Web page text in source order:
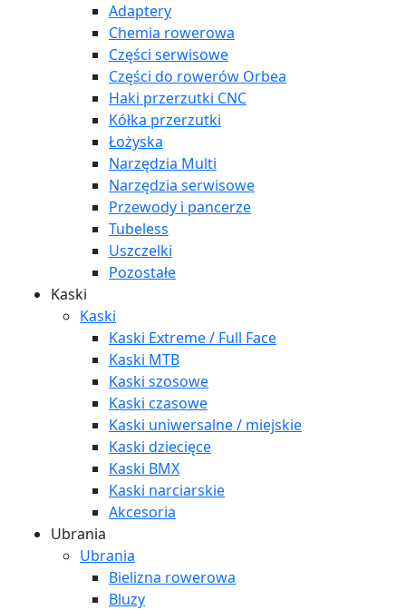
Adaptery
Chemia rowerowa
Części serwisowe
Części do rowerów Orbea
Haki przerzutki CNC
Kółka przerzutki
Łożyska
Narzędzia Multi
Narzędzia serwisowe
Przewody i pancerze
Tubeless
Uszczelki
Pozostałe
Kaski
Kaski
Kaski Extreme / Full Face
Kaski MTB
Kaski szosowe
Kaski czasowe
Kaski uniwersalne / miejskie
Kaski dziecięce
Kaski BMX
Kaski narciarskie
Akcesoria
Ubrania
Ubrania
Bielizna rowerowa
Bluzy